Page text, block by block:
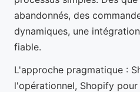
abandonnés, des
dynamiques, une
fiable.
L'approche pragmatique :
l'opérationnel, Shopify